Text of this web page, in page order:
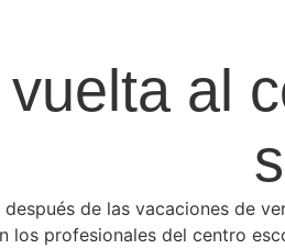
vuelta al
de las vacaciones de
los profesionales del centro